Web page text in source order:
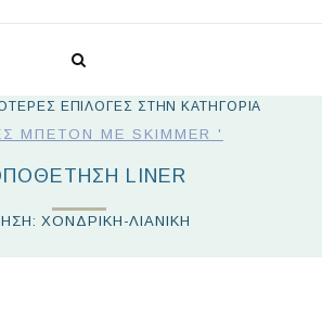
ΕΠΙΛΟΓΕΣ ΣΤΗΝ ΚΑΤΗΓΟΡΙΑ
ΜΠΕΤΌΝ ΜΕ SKIMMER '
LINER
ΧΟΝΔΡΙΚΗ-ΛΙΑΝΙΚΗ